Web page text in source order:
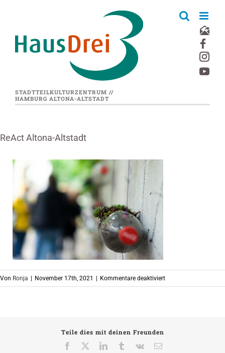
STADTTEILKULTURZENTRUM //
HAMBURG ALTONA-ALTSTADT
ReAct Altona-Altstadt
Von Ronja November 17th, 2021 Kommentare deaktiviertfür
ReAct
Teile dies mit deinen Freunden
Facebook
LinkedInTumblrVk
E-